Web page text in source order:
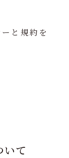
と規約を
いて